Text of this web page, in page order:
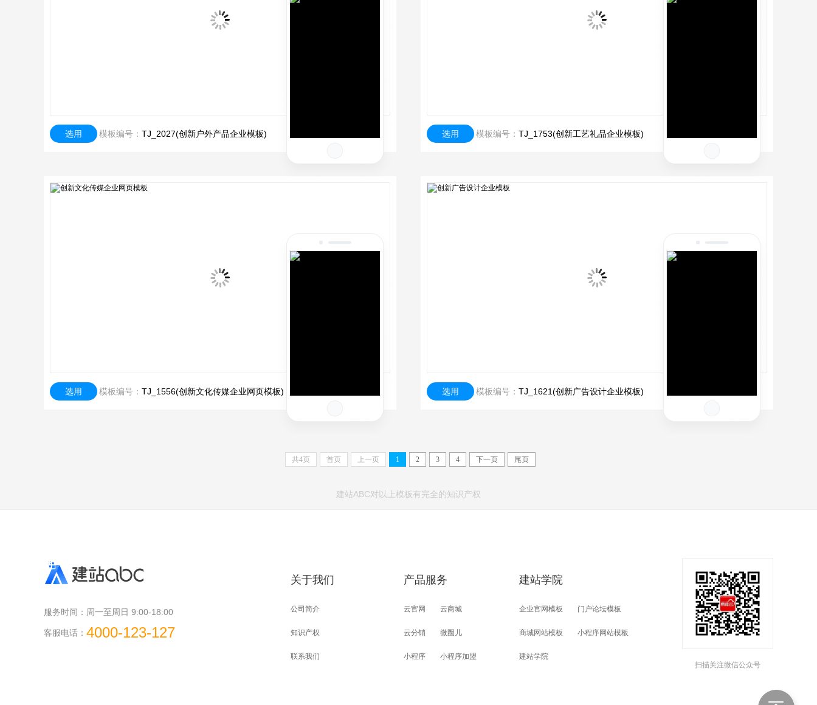
选用 模板编号： TJ_2027(创新户外产品企业模板) 选用 模板编号： TJ_1753(创新工艺礼品企业模板)
选用 模板编号： TJ_1556(创新文化传媒企业网页模板) 选用 模板编号： TJ_1621(创新广告设计企业模板)
共4页 首页 上一页 1 2 3 4 下一页 尾页
建站ABC对以上模板有完全的知识产权
服务时间： 周一至周日 9:00-18:00
客服电话： 4000-123-127
关于我们
公司简介
知识产权
联系我们
产品服务
云官网 云商城
云分销 微圈儿
小程序 小程序加盟
建站学院
企业官网模板 门户论坛模板
商城网站模板 小程序网站模板
建站学院
扫描关注微信公众号